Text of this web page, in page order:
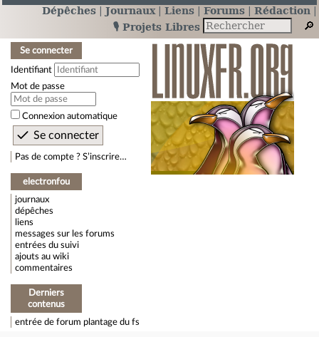
Dépêches Journaux Liens Forums
Rédaction
🎙️ Projets Libres
Se connecter
Identifiant
Mot de passe
Connexion automatique
Pas de compte ? S’inscrire…
electronfou
journaux
dépêches
liens
messages sur les forums
entrées du suivi
ajouts au wiki
commentaires
Derniers
contenus
entrée de forum plantage du fs